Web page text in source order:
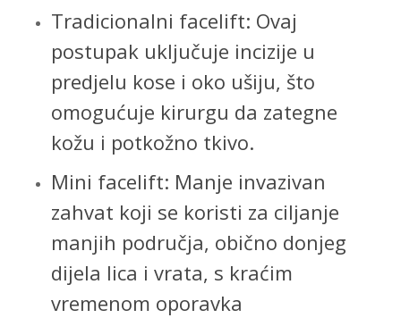
Tradicionalni facelift: Ovaj
postupak uključuje incizije u
predjelu kose i oko ušiju, što
omogućuje kirurgu da zategne
kožu i potkožno tkivo.
Mini facelift: Manje invazivan
zahvat koji se koristi za ciljanje
manjih područja, obično donjeg
dijela lica i vrata, s kraćim
vremenom oporavka